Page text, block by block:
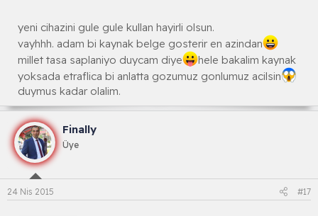
yeni cihazini gule gule kullan hayirli olsun.
vayhhh. adam bi kaynak belge gosterir en azindan
millet tasa saplaniyo duycam diye
hele bakalim kaynak
yoksada etraflica bi anlatta gozumuz gonlumuz acilsin
duymus kadar olalim.
Finally
Üye
24 Nis 2015 #17